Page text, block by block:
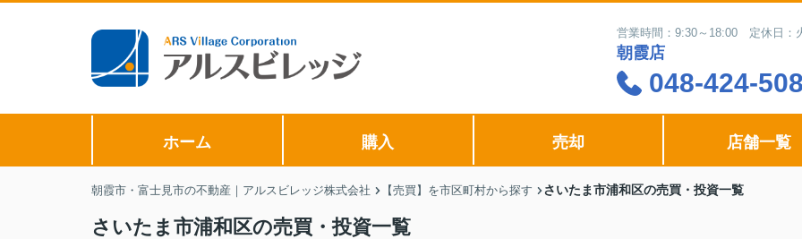
営業時間：9:30～18:00 定休日：
朝霞店
048-424-
ホーム 購入 売却 店舗一覧
朝霞市・富士見市の不動産｜アルスビレッジ株式会社 【売買】を市区町村から探す さいたま市浦和区の売買・投資一覧
さいたま市浦和区の売買・投資一覧